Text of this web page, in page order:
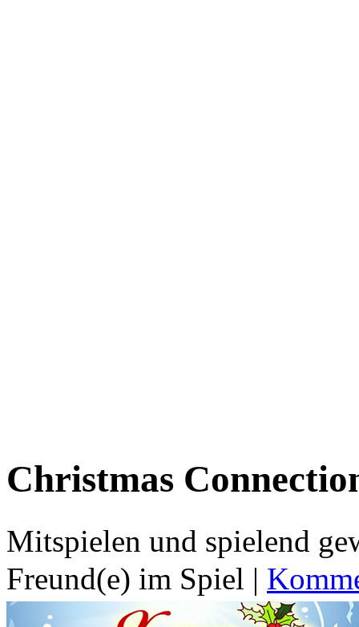
Christmas
Mitspielen und spielend
Freund(e) im Spiel |